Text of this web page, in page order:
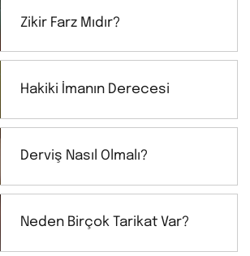
Zikir Farz Mıdır?
Hakiki İmanın Derecesi
Derviş Nasıl Olmalı?
Neden Birçok Tarikat Var?